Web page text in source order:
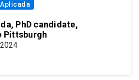
PhD candidate,
Pittsburgh